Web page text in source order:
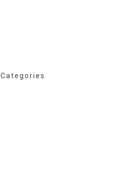
Categories